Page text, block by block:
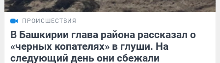
ПРОИСШЕСТВИЯ
В Башкирии глава района рассказал о
«черных копателях» в глуши. На
следующий день они сбежали